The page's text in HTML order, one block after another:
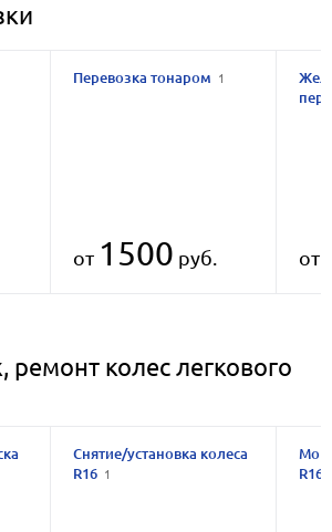
Перевозка тонаром 1
от 1500 руб. от
колес легкового
Снятие/установка колеса
R16 1
R16